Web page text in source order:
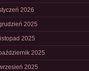
2026
2025
listopad 2025
2025
2025